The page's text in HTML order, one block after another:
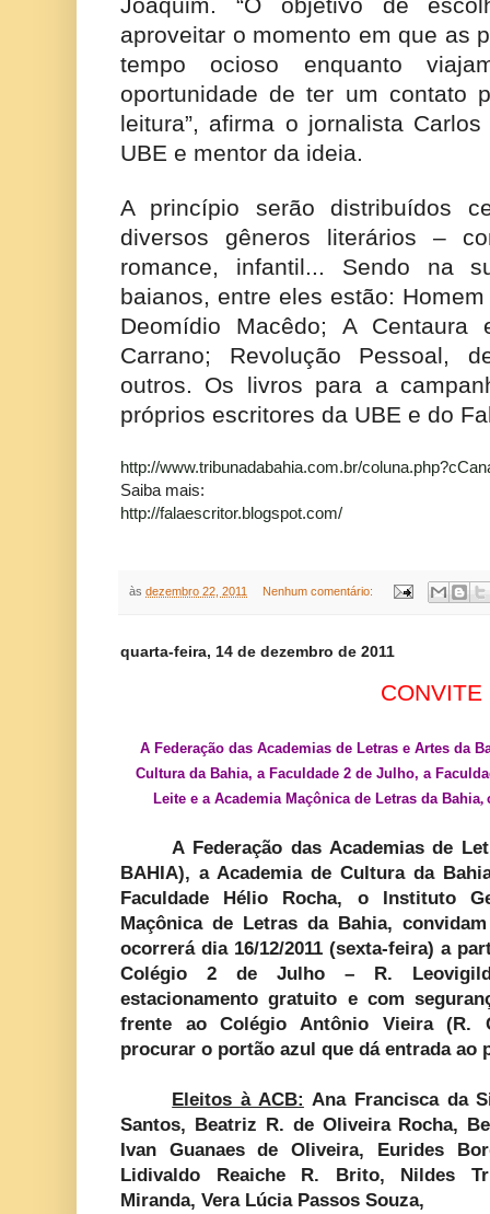
aproveitar o momento em que as
tempo ocioso enquanto
oportunidade de ter um contato
leitura”, afirma o jornalista
UBE e mentor da ideia.
A princípio serão distribuídos
diversos gêneros literários –
romance, infantil... Sendo na
baianos, entre eles estão:
Deomídio Macêdo; A
Carrano; Revolução Pessoal,
outros. Os livros para a
próprios escritores da UBE e do
http://www.tribunadabahia.com.br/
Saiba mais:
http://falaescritor.blogspot.com/
às dezembro 22, 2011 Nenhum comentário:
quarta-feira, 14 de dezembro de 2011
CONVITE
A Federação das Academias de Letras e Artes da
Cultura da Bahia, a Faculdade 2 de Julho, a
Leite e a Academia Maçônica de Letras da Bahia,
A Federação das Academias de
BAHIA), a Academia de Cultura da
Faculdade Hélio Rocha, o Instituto
Maçônica de Letras da Bahia,
ocorrerá dia 16/12/2011 (sexta-feira) a
Colégio 2 de Julho – R.
estacionamento gratuito e com
frente ao Colégio Antônio Vieira (R.
procurar o portão azul que dá entrada ao
Eleitos à ACB: Ana Francisca da
Santos, Beatriz R. de Oliveira Rocha,
Ivan Guanaes de Oliveira, Eurides
Lidivaldo Reaiche R. Brito, Nildes
Miranda, Vera Lúcia Passos Souza,